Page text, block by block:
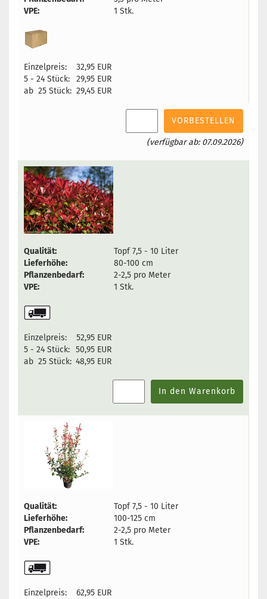
VPE:
1 Stk.
Einzelpreis:
32,95 EUR
5 - 24 Stück:
29,95 EUR
ab 25 Stück: 29,45 EUR
VORBESTELLEN
(verfügbar ab: 07.09.2026)
Qualität:
Topf 7,5 - 10 Liter
Lieferhöhe:
80-100 cm
Pflanzenbedarf:
2-2,5 pro Meter
VPE:
1 Stk.
Einzelpreis:
52,95 EUR
5 - 24 Stück: 50,95 EUR
ab 25 Stück: 48,95 EUR
In den Warenkorb
Qualität:
Topf 7,5 - 10 Liter
Lieferhöhe:
100-125 cm
Pflanzenbedarf:
2-2,5 pro Meter
VPE:
1 Stk.
Einzelpreis:
62,95 EUR